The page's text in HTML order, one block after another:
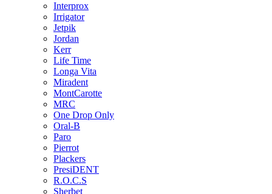
Interprox
Irrigator
Jetpik
Jordan
Kerr
Life Time
Longa Vita
Miradent
MontCarotte
MRC
One Drop Only
Oral-B
Paro
Pierrot
Plackers
PresiDENT
R.O.C.S
Sherbet